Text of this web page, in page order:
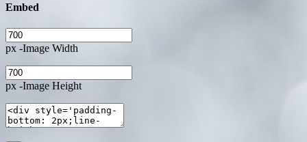
Embed
px -Image Width
px -Image Height